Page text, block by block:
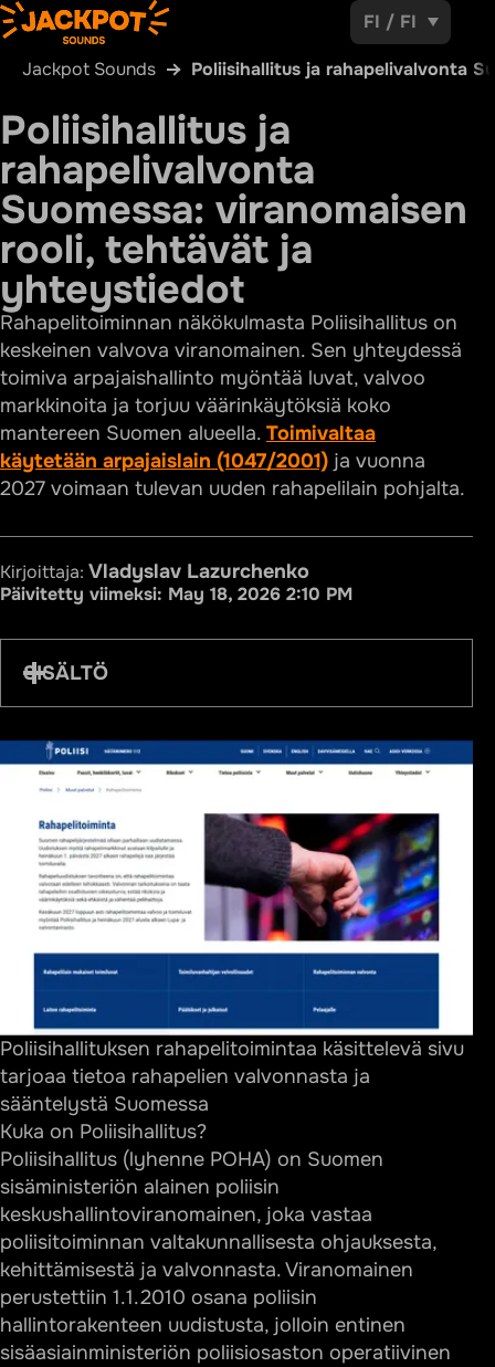
FI / FI
Jackpot Sounds Poliisihallitus ja rahapelivalvonta
Poliisihallitus ja
rahapelivalvonta
Suomessa: viranomaisen
rooli, tehtävät ja
yhteystiedot
Rahapelitoiminnan näkökulmasta Poliisihallitus on
keskeinen valvova viranomainen. Sen yhteydessä
toimiva arpajaishallinto myöntää luvat, valvoo
markkinoita ja torjuu väärinkäytöksiä koko
mantereen Suomen alueella. Toimivaltaa
käytetään arpajaislain (1047/2001) ja vuonna
2027 voimaan tulevan uuden rahapelilain pohjalta.
Kirjoittaja: Vladyslav Lazurchenko
Päivitetty viimeksi: May 18, 2026 2:10 PM
SISÄLTÖ
Historia, tehtävät ja toimivalta
Tehtävät rahapelialalla
Suomen rahapelijärjestelmän sääntelymalli
Aikataulun avainpäivämäärät
Miksi Suomi sääntelee rahapelaamista
poikkeavasti?
Poliisihallituksen keskeiset toiminnot
1. Lupahallinto
2. Markkinointivalvonta
3. IT- ja teknologiavalvonta
4. Rahanpesun ja terrorismin rahoituksen torjunta
5. Urheilukilpailujen manipulaation estäminen
6. Maksuliikenteen estäminen
Laiton rahapelitoiminta ja markkinavalvonta
Pelaamisen estäminen ja pelirajoitukset
Keskitetty pelikielto 1.7.2027 alkaen
Nykyiset (siirtymäkauden) keinot
Poliisihallituksen rahapelitoimintaa käsittelevä sivu
tarjoaa tietoa rahapelien valvonnasta ja
sääntelystä Suomessa
Kuka on Poliisihallitus?
Poliisihallitus (lyhenne POHA) on Suomen
sisäministeriön alainen poliisin
keskushallintoviranomainen, joka vastaa
poliisitoiminnan valtakunnallisesta ohjauksesta,
kehittämisestä ja valvonnasta. Viranomainen
perustettiin 1.1.2010 osana poliisin
hallintorakenteen uudistusta, jolloin entinen
sisäasiainministeriön poliisiosaston operatiivinen